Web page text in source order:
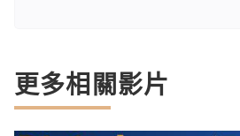
更多相關影片